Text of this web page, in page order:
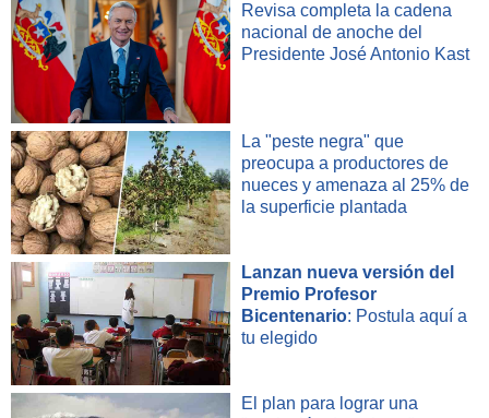
Revisa completa la cadena
nacional de anoche del
Presidente José Antonio Kast
La "peste negra" que
preocupa a productores de
nueces y amenaza al 25% de
la superficie plantada
Lanzan nueva versión del
Premio Profesor
Bicentenario: Postula aquí a
tu elegido
El plan para lograr una